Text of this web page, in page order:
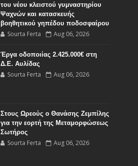
του νέου κλειστού γυμναστηρίου
Ψαχνών και κατασκευής
βοηθητικού γηπέδου ποδοσφαίρου
Sourta Ferta Aug 06, 2026
Έργα οδοποιίας 2.425.000€ στη
Δ.Ε. Αυλίδας
Sourta Ferta Aug 06, 2026
Στους Ωρεούς ο Θανάσης Ζεμπίλης
για την εορτή της Μεταμορφώσεως
Σωτήρος
Sourta Ferta Aug 06, 2026